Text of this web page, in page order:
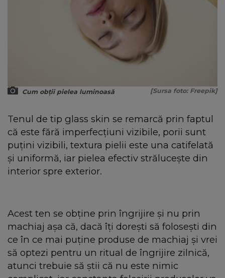
Cum obții pielea luminoasă [Sursa foto: Freepik]
Tenul de tip glass skin se remarcă prin faptul
că este fără imperfecțiuni vizibile, porii sunt
puțini vizibili, textura pielii este una catifelată
și uniformă, iar pielea efectiv strălucește din
interior spre exterior.
Acest ten se obține prin îngrijire și nu prin
machiaj așa că, dacă îți dorești să folosești din
ce în ce mai puține produse de machiaj și vrei
să optezi pentru un ritual de îngrijire zilnică,
atunci trebuie să știi că nu este nimic